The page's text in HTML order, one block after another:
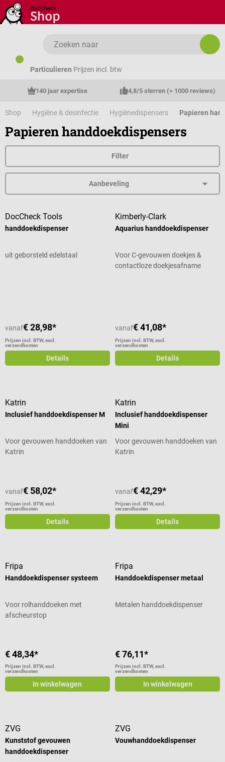
Ga naar de hoofdinhoud
Particulieren Prijzen incl. btw
140 jaar expertise 4,8/5 sterren (> 1000 reviews)
Shop Hygiëne & desinfectie Hygiënedispensers Papieren
Papieren handdoekdispensers
Filter
DocCheck Tools
handdoekdispenser
uit geborsteld edelstaal
vanaf€ 28,98*
Prijzen incl. BTW, excl.
verzendkosten
Details
Kimberly-Clark
Aquarius handdoekdispenser
Voor C-gevouwen doekjes &
contactloze doekjesafname
vanaf€ 41,08*
Prijzen incl. BTW, excl.
verzendkosten
Details
Katrin
Inclusief handdoekdispenser M
Voor gevouwen handdoeken van
Katrin
vanaf€ 58,02*
Prijzen incl. BTW, excl.
verzendkosten
Details
Katrin
Inclusief handdoekdispenser
Mini
Voor gevouwen handdoeken van
Katrin
vanaf€ 42,29*
Prijzen incl. BTW, excl.
verzendkosten
Details
Fripa
Handdoekdispenser systeem
Voor rolhanddoeken met
afscheurstop
€ 48,34*
Prijzen incl. BTW, excl.
verzendkosten
In winkelwagen
Fripa
Handdoekdispenser metaal
Metalen handdoekdispenser
€ 76,11*
Prijzen incl. BTW, excl.
verzendkosten
In winkelwagen
ZVG
Kunststof gevouwen
handdoekdispenser
ZVG
Vouwhanddoekdispenser